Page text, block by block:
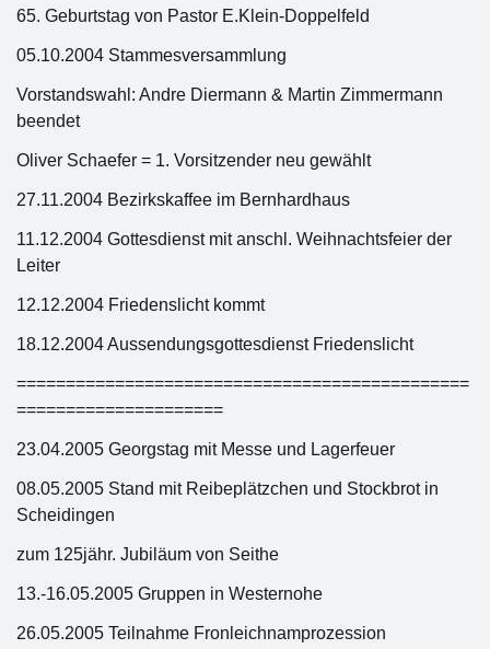
65. Geburtstag von Pastor E.Klein-Doppelfeld
05.10.2004 Stammesversammlung
Vorstandswahl: Andre Diermann & Martin Zimmermann
beendet
Oliver Schaefer = 1. Vorsitzender neu gewählt
27.11.2004 Bezirkskaffee im Bernhardhaus
11.12.2004 Gottesdienst mit anschl. Weihnachtsfeier der
Leiter
12.12.2004 Friedenslicht kommt
18.12.2004 Aussendungsgottesdienst Friedenslicht
==============================================
=====================
23.04.2005 Georgstag mit Messe und Lagerfeuer
08.05.2005 Stand mit Reibeplätzchen und Stockbrot in
Scheidingen
zum 125jähr. Jubiläum von Seithe
13.-16.05.2005 Gruppen in Westernohe
26.05.2005 Teilnahme Fronleichnamprozession